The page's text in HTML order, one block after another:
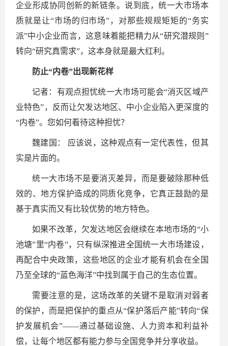
企业形成协同创新的新链条。说到底，统一大市场本
质就是让“市场的归市场”，对那些规规矩矩的“务实
派”中小企业而言，这意味着能把精力从“研究潜规则”
转向“研究真需求”，这本身就是最大红利。
防止“内卷”出现新花样
记者：有观点担忧统一大市场可能会“消灭区域产
业特色”，反而让欠发达地区、中小企业陷入更深度的
“内卷”。您如何看待这种担忧？
魏建国： 应该说，这种观点有一定代表性，但其
实是片面的。
统一大市场不是要消灭差异，而是要破除那种低
效的、地方保护造成的同质化竞争，它真正鼓励的是
基于真实而又有比较优势的地方特色。
如果不改革，欠发达地区会继续在本地市场的“小
池塘”里“内卷”，只有纵深推进全国统一大市场建设，
再配合中央政策，这些地区的企业才能有机会在全国
乃至全球的“蓝色海洋”中找到属于自己的生态位置。
需要注意的是，这场改革的关键不是取消对弱者
的保护，而是把保护的重点从“保护落后产能”转向“保
护发展机会”——通过基础设施、人力资本和利益补
偿，让每个地区都有能力参与全国竞争并分享收益。